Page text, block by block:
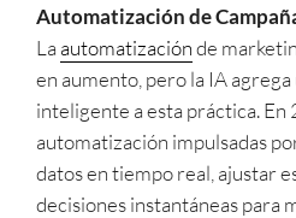
Automatización de
La automatizaciónde
en aumento, pero la IA
inteligente a esta práctica. En
automatización impulsadas
datos en tiempo real, ajustar
decisiones instantáneas para